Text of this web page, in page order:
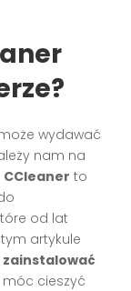
wydawać
nam na
CCleaner to
od lat
artykule
zainstalować
cieszyć